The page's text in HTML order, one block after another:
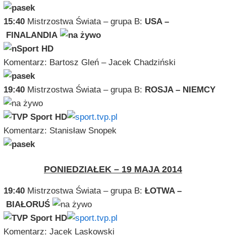
15:40 Mistrzostwa Świata – grupa B: USA –
FINALANDIA
Komentarz: Bartosz Gleń – Jacek Chadziński
19:40 Mistrzostwa Świata – grupa B: ROSJA – NIEMCY
Komentarz: Stanisław Snopek
PONIEDZIAŁEK – 19 MAJA 2014
19:40 Mistrzostwa Świata – grupa B: ŁOTWA –
BIAŁORUŚ
Komentarz: Jacek Laskowski